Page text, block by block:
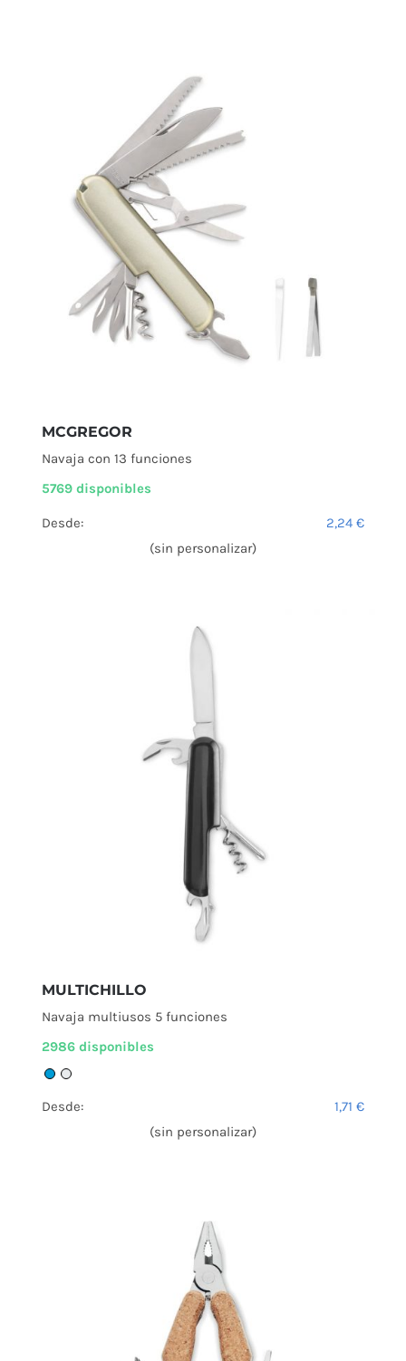
MCGREGOR
Navaja con 13 funciones
5769 disponibles
Desde: 2,24 €
(sin personalizar)
MULTICHILLO
Navaja multiusos 5 funciones
2986 disponibles
Desde: 1,71 €
(sin personalizar)